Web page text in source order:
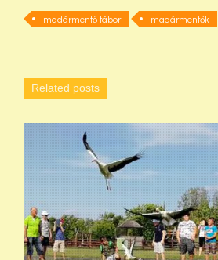
madármentő tábor madármentők
Related posts